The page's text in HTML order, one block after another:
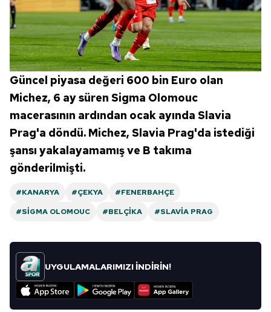
Güncel piyasa değeri 600 bin Euro olan
Michez, 6 ay süren Sigma Olomouc
macerasının ardından ocak ayında Slavia
Prag'a döndü. Michez, Slavia Prag'da istediği
şansı yakalayamamış ve B takıma
gönderilmişti.
#KANARYA #ÇEKYA
#FENERBAHÇE
#SIGMA OLOMOUC
#BELÇIKA #SLAVIA PRAG
UYGULAMALARIMIZI İNDİRİN!